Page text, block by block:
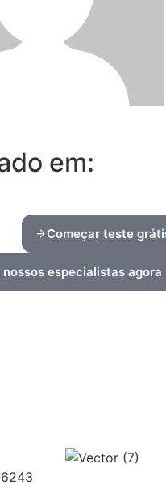
em:
Começar teste
nossos especialistas agora